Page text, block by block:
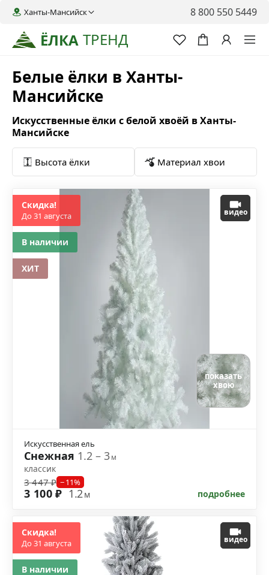
ЁЛКА ТРЕНД
Ханты-Мансийск 8 800 550 5449
Белые ёлки в Ханты-
Мансийске
Искусственные ёлки с белой хвоёй в Ханты-
Мансийске
Высота ёлки Материал хвои
видео
показать
хвою
Искусственная ель
Снежная 1.2 – 3м
классик
3 447 ₽ −11%
3 100 ₽ 1.2м подробнее
Скидка!
До 31 августа
В наличии
ХИТ
видео
Скидка!
До 31 августа
В наличии